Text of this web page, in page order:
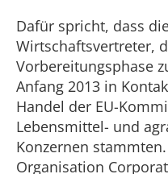
Dafür spricht, dass
Wirtschaftsvertreter,
Vorbereitungsphase
Anfang 2013 in
Handel der EU-
Lebensmittel- und
Konzernen
Organisation